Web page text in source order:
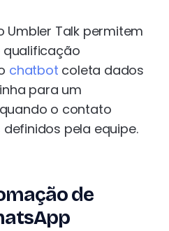
Talk permitem
qualificação
chatbot coleta dados
para um
o contato
pela equipe.
de